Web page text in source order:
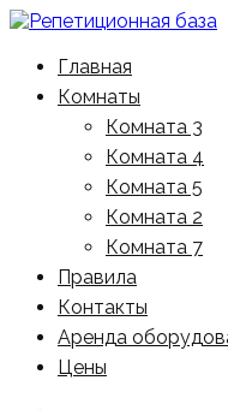
Перейти
содержимому
Реп-базы, студии
Индивидуальные
Главная
Комнаты
Комната 3
Комната 4
Комната 5
Комната 2
Комната 7
Правила
Контакты
Аренда
Цены